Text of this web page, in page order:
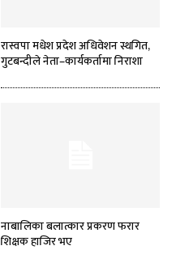
रास्वपा मधेश प्रदेश अधिवेशन स्थगित,
गुटबन्दीले नेता–कार्यकर्तामा निराशा
नाबालिका बलात्कार प्रकरण फरार
शिक्षक हाजिर भए